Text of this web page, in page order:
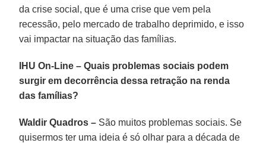
da crise social, que é uma crise que vem pela
recessão, pelo mercado de trabalho deprimido, e isso
vai impactar na situação das famílias.
IHU On-Line – Quais problemas sociais podem
surgir em decorrência dessa retração na renda
das famílias?
Waldir Quadros – São muitos problemas sociais. Se
quisermos ter uma ideia é só olhar para a década de